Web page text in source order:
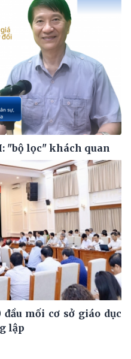
"bộ lọc" khách quan
mối cơ sở giáo dục
lập